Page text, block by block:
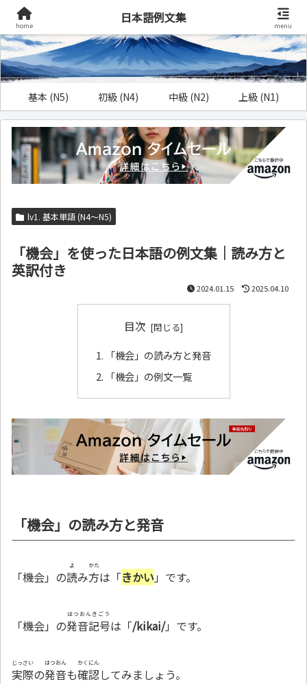
基本 (N5) 初級 (N4) 中級 (N2) 上級 (N1)
lv1. 基本単語 (N4～N5)
「機会」を使った日本語の例文集｜読み方と
英訳付き
2024.01.15 2025.04.10
目次
「機会」の読み方と発音
「機会」の例文一覧
「機会」の読み方と発音
「機会」の読
よ
み方
かた
は「きかい 」です。
「機会」の発音記号
はつおんきごう
は「/kikai/」です。
実際
じっさい
の発音
はつおん
も確認
かくにん
してみましょう。
home
日本語例文集
menu